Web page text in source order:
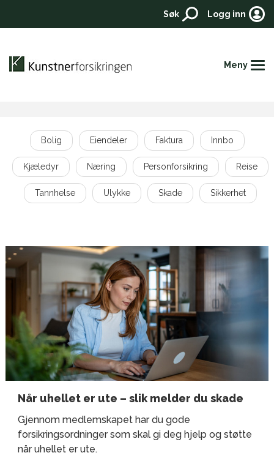
Søk Logg inn
Meny
Hjem
Forsikringer
Priser
Meld skade
Bolig Eiendeler Faktura Innbo
Kjæledyr Næring Personforsikring Reise
Tannhelse Ulykke Skade Sikkerhet
Når uhellet er ute – slik melder du skade
Gjennom medlemskapet har du gode
forsikringsordninger som skal gi deg hjelp og støtte
når uhellet er ute.